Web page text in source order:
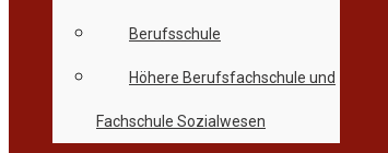
Berufsschule
Höhere Berufsfachschule und
Fachschule Sozialwesen